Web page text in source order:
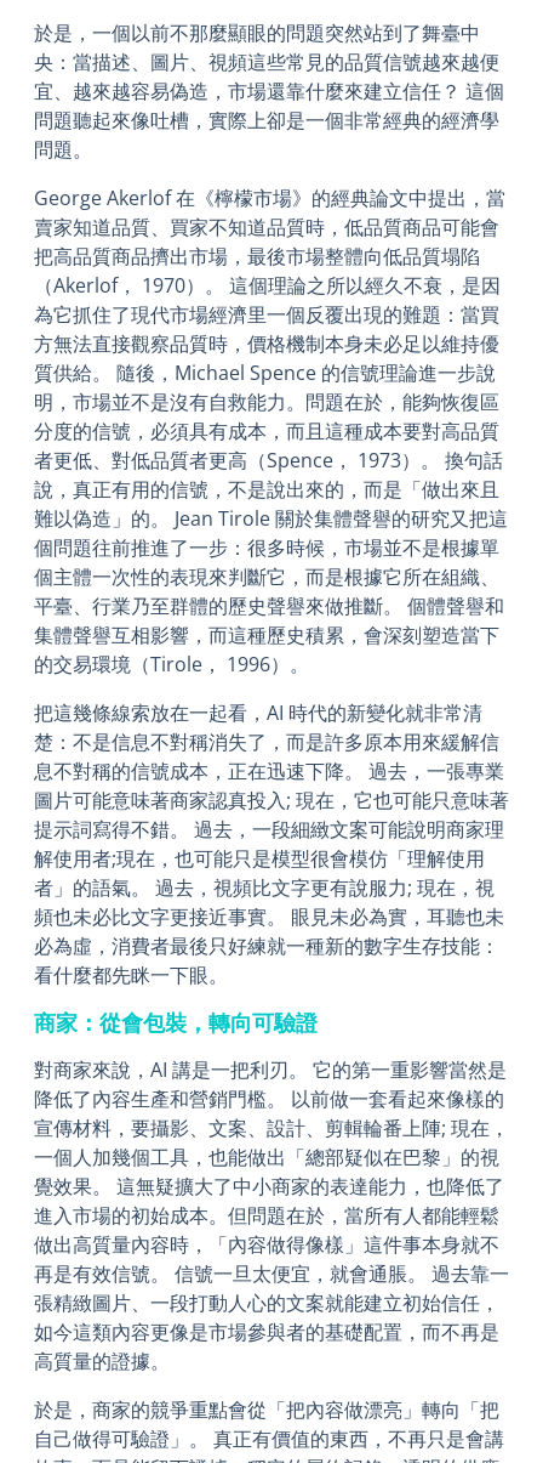
於是，一個以前不那麼顯眼的問題突然站到了舞臺中
央：當描述、圖片、視頻這些常見的品質信號越來越便
宜、越來越容易偽造，市場還靠什麼來建立信任？ 這個
問題聽起來像吐槽，實際上卻是一個非常經典的經濟學
問題。
George Akerlof 在《檸檬市場》的經典論文中提出，當
賣家知道品質、買家不知道品質時，低品質商品可能會
把高品質商品擠出市場，最後市場整體向低品質塌陷
（Akerlof， 1970）。 這個理論之所以經久不衰，是因
為它抓住了現代市場經濟里一個反覆出現的難題：當買
方無法直接觀察品質時，價格機制本身未必足以維持優
質供給。 隨後，Michael Spence 的信號理論進一步說
明，市場並不是沒有自救能力。問題在於，能夠恢復區
分度的信號，必須具有成本，而且這種成本要對高品質
者更低、對低品質者更高（Spence， 1973）。 換句話
說，真正有用的信號，不是說出來的，而是「做出來且
難以偽造」的。 Jean Tirole 關於集體聲譽的研究又把這
個問題往前推進了一步：很多時候，市場並不是根據單
個主體一次性的表現來判斷它，而是根據它所在組織、
平臺、行業乃至群體的歷史聲譽來做推斷。 個體聲譽和
集體聲譽互相影響，而這種歷史積累，會深刻塑造當下
的交易環境（Tirole， 1996）。
把這幾條線索放在一起看，AI 時代的新變化就非常清
楚：不是信息不對稱消失了，而是許多原本用來緩解信
息不對稱的信號成本，正在迅速下降。 過去，一張專業
圖片可能意味著商家認真投入; 現在，它也可能只意味著
提示詞寫得不錯。 過去，一段細緻文案可能說明商家理
解使用者;現在，也可能只是模型很會模仿「理解使用
者」的語氣。 過去，視頻比文字更有說服力; 現在，視
頻也未必比文字更接近事實。 眼見未必為實，耳聽也未
必為虛，消費者最後只好練就一種新的數字生存技能：
看什麼都先眯一下眼。
商家：從會包裝，轉向可驗證
對商家來說，AI 講是一把利刃。 它的第一重影響當然是
降低了內容生產和營銷門檻。 以前做一套看起來像樣的
宣傳材料，要攝影、文案、設計、剪輯輪番上陣; 現在，
一個人加幾個工具，也能做出「總部疑似在巴黎」的視
覺效果。 這無疑擴大了中小商家的表達能力，也降低了
進入市場的初始成本。但問題在於，當所有人都能輕鬆
做出高質量內容時，「內容做得像樣」這件事本身就不
再是有效信號。 信號一旦太便宜，就會通脹。 過去靠一
張精緻圖片、一段打動人心的文案就能建立初始信任，
如今這類內容更像是市場參與者的基礎配置，而不再是
高質量的證據。
於是，商家的競爭重點會從「把內容做漂亮」轉向「把
自己做得可驗證」。 真正有價值的東西，不再只是會講